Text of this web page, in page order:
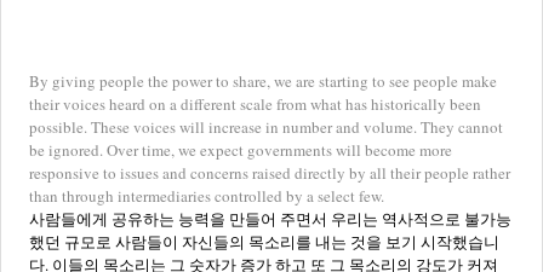
By giving people the power to share, we are starting to see people make
their voices heard on a different scale from what has historically been
possible. These voices will increase in number and volume. They cannot
be ignored. Over time, we expect governments will become more
responsive to issues and concerns raised directly by all their people rather
than through intermediaries controlled by a select few.
사람들에게 공유하는 능력을 만들어 주면서 우리는 역사적으로 불가능
했던 규모로 사람들이 자신들의 목소리를 내는 것을 보기 시작했습니
다. 이들의 목소리는 그 숫자가 증가 하고 또 그 목소리의 강도가 커져